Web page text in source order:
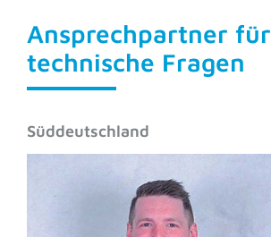
Ansprechpartner für
technische Fragen
Süddeutschland